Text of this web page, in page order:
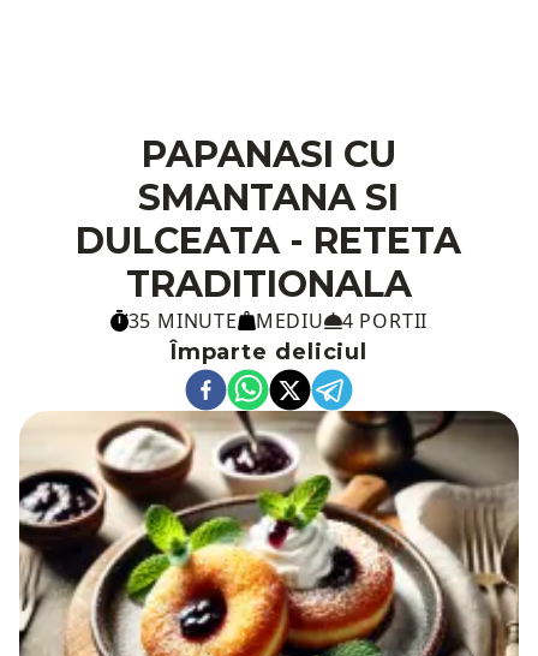
PAPANASI CU
SMANTANA SI
DULCEATA - RETETA
TRADITIONALA
35 MINUTE MEDIU
4 PORTII
Împarte deliciul